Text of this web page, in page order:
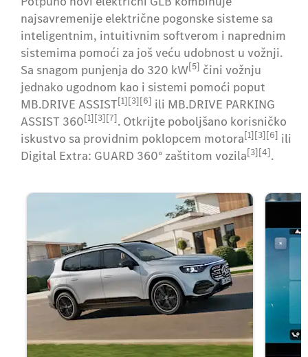
najsavremenije električne pogonske sisteme sa
inteligentnim, intuitivnim softverom i naprednim
sistemima pomoći za još veću udobnost u vožnji.
Sa snagom punjenja do 320 kW[5] čini vožnju
jednako ugodnom kao i sistemi pomoći poput
MB.DRIVE ASSIST[1][3][6] ili MB.DRIVE PARKING
ASSIST 360[1][3][7]. Otkrijte poboljšano korisničko
iskustvo sa providnim poklopcem motora[1][3][6] ili
Digital Extra: GUARD 360° zaštitom vozila[3][4].